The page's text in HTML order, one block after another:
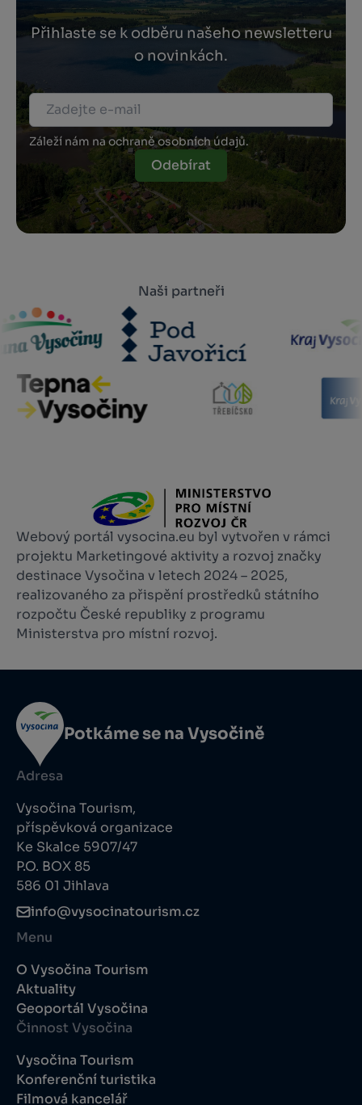
Přihlaste se k odběru našeho newsletteru
o novinkách.
Záleží nám na ochraně osobních údajů.
Odebírat
Naši partneři
Webový portál vysocina.eu byl vytvořen v rámci
projektu Marketingové aktivity a rozvoj značky
destinace Vysočina v letech 2024 – 2025,
realizovaného za přispění prostředků státního
rozpočtu České republiky z programu
Ministerstva pro místní rozvoj.
Potkáme se na Vysočině
Adresa
Vysočina Tourism,
příspěvková organizace
Ke Skalce 5907/47
P.O. BOX 85
586 01 Jihlava
info@vysocinatourism.cz
Menu
O Vysočina Tourism
Aktuality
Geoportál Vysočina
Činnost Vysočina
Vysočina Tourism
Konferenční turistika
Filmová kancelář